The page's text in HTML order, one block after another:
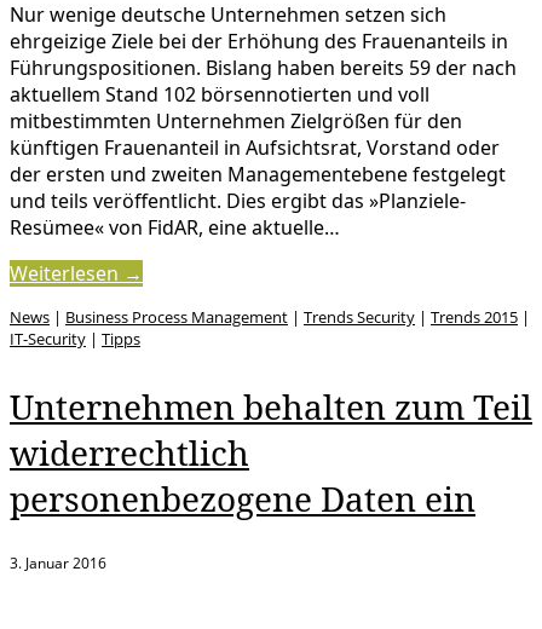
Nur wenige deutsche Unternehmen setzen sich
ehrgeizige Ziele bei der Erhöhung des Frauenanteils in
Führungspositionen. Bislang haben bereits 59 der nach
aktuellem Stand 102 börsennotierten und voll
mitbestimmten Unternehmen Zielgrößen für den
künftigen Frauenanteil in Aufsichtsrat, Vorstand oder
der ersten und zweiten Managementebene festgelegt
und teils veröffentlicht. Dies ergibt das »Planziele-
Resümee« von FidAR, eine aktuelle…
Weiterlesen →
News | Business Process Management | Trends Security | Trends 2015 |
IT-Security | Tipps
Unternehmen behalten zum Teil
widerrechtlich
personenbezogene Daten ein
3. Januar 2016